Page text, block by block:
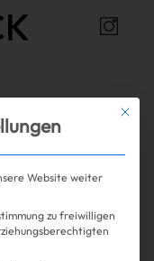
Rapp Mit
Website weiter
zu freiwilligen